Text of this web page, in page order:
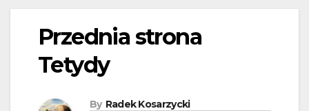
Przednia strona
Tetydy
By Radek Kosarzycki